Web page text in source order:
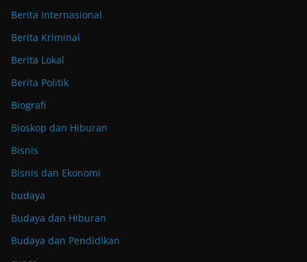
Berita Internasional
Berita Kriminal
Berita Lokal
Berita Politik
Biografi
Bioskop dan Hiburan
Bisnis
Bisnis dan Ekonomi
budaya
Budaya dan Hiburan
Budaya dan Pendidikan